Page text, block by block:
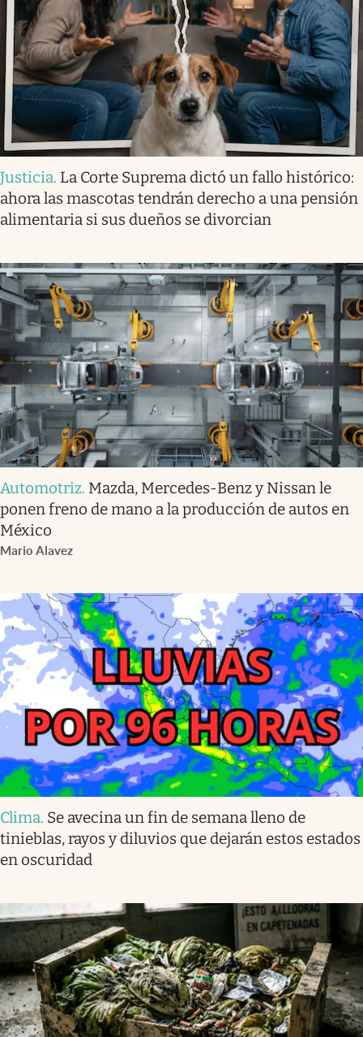
Justicia. La Corte Suprema dictó un fallo histórico:
ahora las mascotas tendrán derecho a una pensión
alimentaria si sus dueños se divorcian
Automotriz. Mazda, Mercedes-Benz y Nissan le
ponen freno de mano a la producción de autos en
México
Mario Alavez
Clima. Se avecina un fin de semana lleno de
tinieblas, rayos y diluvios que dejarán estos estados
en oscuridad